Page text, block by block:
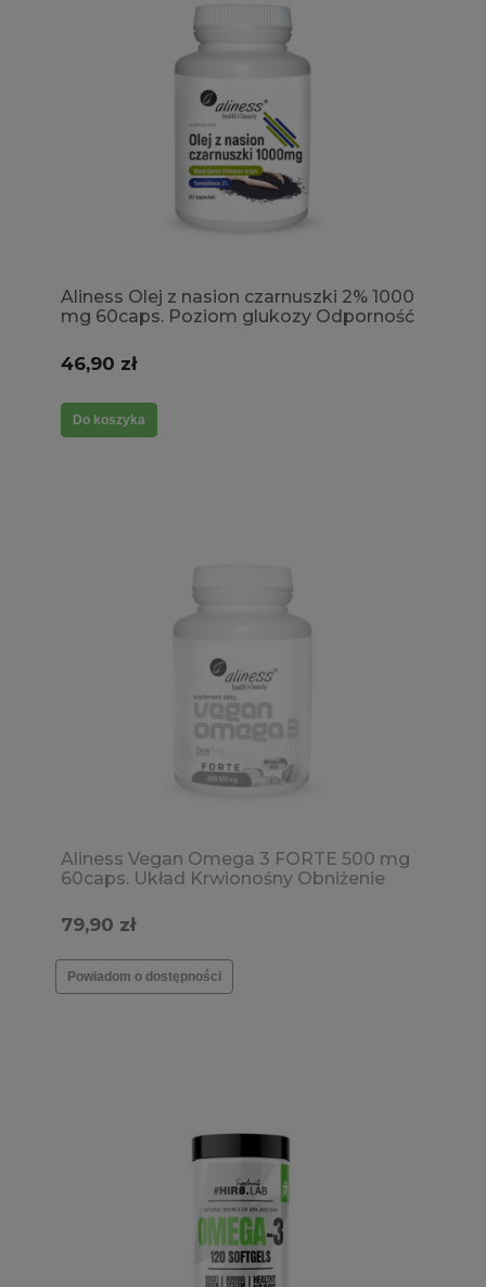
Aliness Olej z nasion czarnuszki 2% 1000
mg 60caps. Poziom glukozy Odporność
46,90 zł
Do koszyka
Aliness Vegan Omega 3 FORTE 500 mg
60caps. Układ Krwionośny Obniżenie
Odporność Widzenie Funkcje poznawcze
Mózgu
79,90 zł
Powiadom o dostępności